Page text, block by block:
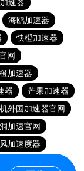
速器
海鸥加速器
快橙加速器
网
加速器
器
芒果加速器
外国加速器官网
加速官网
加速度器